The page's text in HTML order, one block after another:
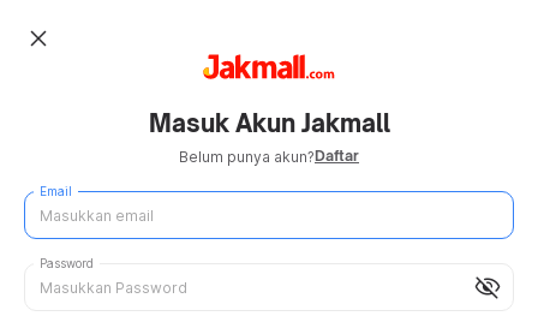
close
Masuk Akun Jakmall
Belum punya akun?Daftar
Email
visibility_off
Password